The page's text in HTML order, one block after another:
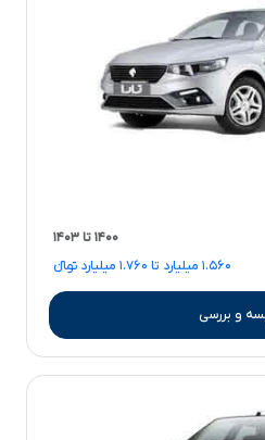
۱۴۰۰ تا ۱۴۰۳
۱.۵۶۰ میلیارد تا ۱.۷۶۰ میلیارد تومانءءء
و بررسی